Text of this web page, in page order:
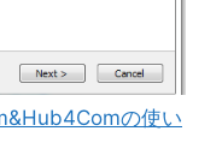
の使い